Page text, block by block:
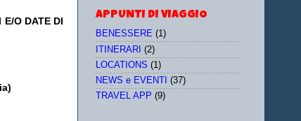
E/O DATE DI
APPUNTI DI VIAGGIO
BENESSERE (1)
ITINERARI (2)
LOCATIONS (1)
NEWS e EVENTI
(37)
TRAVEL APP (9)